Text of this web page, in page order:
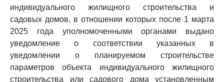
индивидуального жилищного строительства и
садовых домов, в отношении которых после 1 марта
2025 года уполномоченными органами выдано
уведомление о соответствии указанных в
уведомлении о планируемом строительстве
параметров объекта индивидуального жилищного
строительства или садового дома установленным